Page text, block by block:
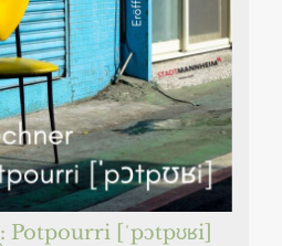
Potpourri [ˈpɔtpʊʁi]